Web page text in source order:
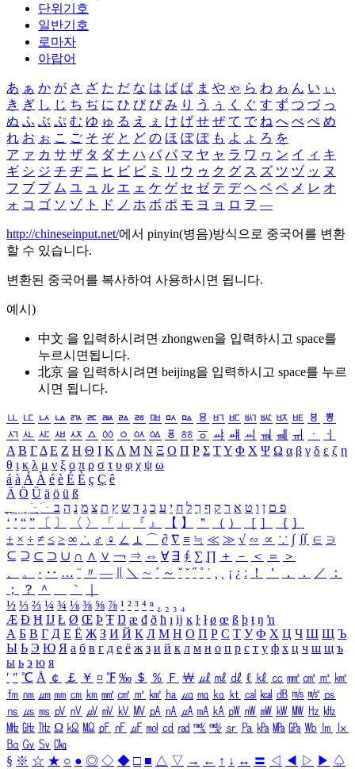
단위기호
일반기호
로마자
아랍어
あ ぁ か が さ ざ た だ な は ば ぱ ま や ゃ ら わ ゎ ん い ぃ
き ぎ し じ ち ぢ に ひ び ぴ み り う ぅ く ぐ す ず つ づ っ
ぬ ふ ぶ ぷ む ゆ ゅ る え ぇ け げ せ ぜ て で ね へ べ ぺ め
れ お ぉ こ ご そ ぞ と ど の ほ ぼ ぽ も よ ょ ろ を
ア ァ カ サ ザ タ ダ ナ ハ バ パ マ ヤ ャ ラ ワ ヮ ン イ ィ キ
ギ シ ジ チ ヂ ニ ヒ ビ ピ ミ リ ウ ゥ ク グ ス ズ ツ ヅ ッ ヌ
フ ブ プ ム ユ ュ ル エ ェ ケ ゲ セ ゼ テ デ ヘ ベ ペ メ レ オ
ォ コ ゴ ソ ゾ ト ド ノ ホ ボ ポ モ ヨ ョ ロ ヲ ―
http://chineseinput.net/에서 pinyin(병음)방식으로 중국어를 변환
할 수 있습니다.
변환된 중국어를 복사하여 사용하시면 됩니다.
예시)
中文 을 입력하시려면 zhongwen을 입력하시고 space를
누르시면됩니다.
北京 을 입력하시려면 beijing을 입력하시고 space를 누르
시면 됩니다.
ㅥ ㅦ ㅧ ㅨ ㅩ ㅪ ㅫ ㅬ ㅭ ㅮ ㅯ ㅰ ㅱ ㅲ ㅳ ㅴ ㅵ ㅶ ㅷ ㅸ
ㅹ
ㅺ ㅻ ㅼ ㅽ ㅾ ㅿ ㆀ ㆁ ㆂ ㆃ ㆄ ㆅ ㆆ ㆇ ㆈ ㆉ ㆊ ㆋ ㆌ ㆍ
ㆎ
Α Β ΓΔ Ε Ζ Η Θ Ι ΚΛ Μ Ν Ξ Ο Π Ρ Σ ΤΥ Φ Χ Ψ Ω α β γ δ ε ζ η
θ ι κ λ μ ν ξ ο π ρ σ τ υ φ χ ψ ω
á à Á À é è É È ç Ç ê
Ä Ö Ü ä ö ü ß
ִֶֹ ֻּ ׁׂ פ ם ן ו ט א ר ק ף ך ל ח י ע כ ג ד ש ץ ת צ מ נ ה ב
‘ ’ “ ” 〔 〕 〈 〉 「 」 『 』 【 】 ＂ （ ） ［ ］ ｛ ｝
± × ÷ ≠ ≤ ≥ ∞ ∴ ♂ ♀ ∠ ⊥ ⌒ ∂ ∇ ≡ ≒ ≪ ≫ √ ∽ ∝ ∵ ∫ ∬ ∈ ∋
⊆ ⊇ ⊂ ⊃ ∪ ∩ ∧ ∨ ￢ ⇒ ⇔ ∀ ∃ ∮ ∑ ∏ ＋ － ＜ ＝
＞
、
。 · ‥ … ¨ 〃 ― ＼ ∼ ´ ～ ˇ ˘ ˝ ˚ ˙ ¸ ¡ ¿ ː ！ ＇ ， ． ／
：
；
？ ＾ ｀
½ ⅓ ⅔ ¼ ¾ ⅛ ⅜ ⅝ ⅞ ¹ ² ³ ⁴ ⁿ ₁ ₂ ₃ ₄
Æ Ð Ħ Ĳ Ł Ø Œ Þ Ŧ Ŋ æ đ ð ħ ı ĳ ĸ ŀ ł ø œ ß þ ŧ ŋ ŉ
А Б В Г Д Е Ё Ж З И Й К Л М Н О П Р С Т У Ф Х Ц Ч Ш Щ Ъ
Ы Ь Э Ю Я а б в г д е ё ж з и й к л м н о п р с т у ф х ц ч ш щ ъ
ы ь э ю я
′ ″ ℃ Å ￠ ￡ ￥ ¤ ℉ ‰ ＄ ％ Ｆ ￦ ㎕ ㎖ ㎗ ℓ ㎘ ㏄ ㎣ ㎤ ㎥ ㎦
㎙ ㎚ ㎛ ㎜ ㎝ ㎞ ㎟ ㎠ ㎡ ㎢ ㏊ ㎍ ㎎ ㎏ ㏏ ㎈ ㎉ ㏈ ㎧ ㎨ ㎰
㎱ ㎲ ㎳ ㎴ ㎵ ㎶ ㎷ ㎸ ㎹ ㎀ ㎁ ㎂ ㎃ ㎄ ㎺ ㎻ ㎽ ㎾ ㎿ ㎐ ㎑
㎒ ㎓ ㎔ Ω ㏀ ㏁ ㎊ ㎋ ㎌ ㏖ ㏅ ㎭ ㎮ ㎯ ㏛ ㎩ ㎪ ㎫ ㎬ ㏝ ㏐
㏓
㏃ ㏉ ㏜ ㏆
§ ※ ☆ ★ ○ ● ◎ ◇ ◆ □ ■ △ ▽ → ← ↑ ↓ ↔ 〓 ◁ ◀ ▷ ▶ ♤